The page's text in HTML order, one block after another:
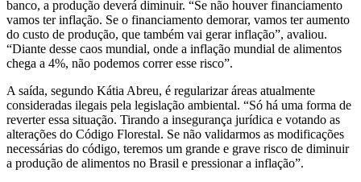
banco, a produção deverá diminuir. “Se não houver financiamento
vamos ter inflação. Se o financiamento demorar, vamos ter aumento
do custo de produção, que também vai gerar inflação”, avaliou.
“Diante desse caos mundial, onde a inflação mundial de alimentos
chega a 4%, não podemos correr esse risco”.
A saída, segundo Kátia Abreu, é regularizar áreas atualmente
consideradas ilegais pela legislação ambiental. “Só há uma forma de
reverter essa situação. Tirando a insegurança jurídica e votando as
alterações do Código Florestal. Se não validarmos as modificações
necessárias do código, teremos um grande e grave risco de diminuir
a produção de alimentos no Brasil e pressionar a inflação”.